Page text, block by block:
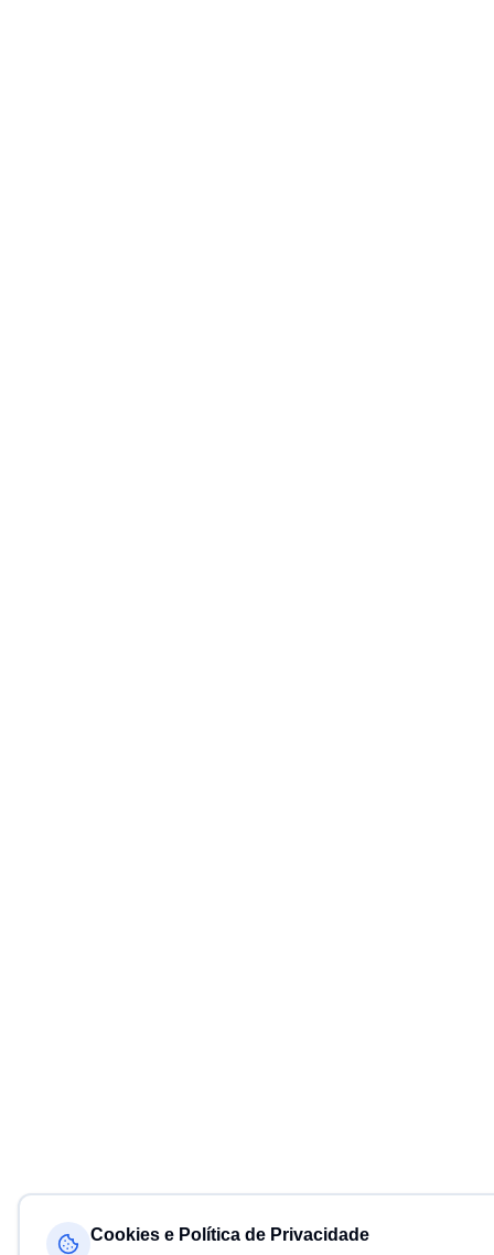
Cookies e Política de Privacidade